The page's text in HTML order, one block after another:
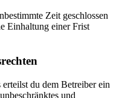
Zeit geschlossen
Einhaltung einer Frist
du dem Betreiber ein
und